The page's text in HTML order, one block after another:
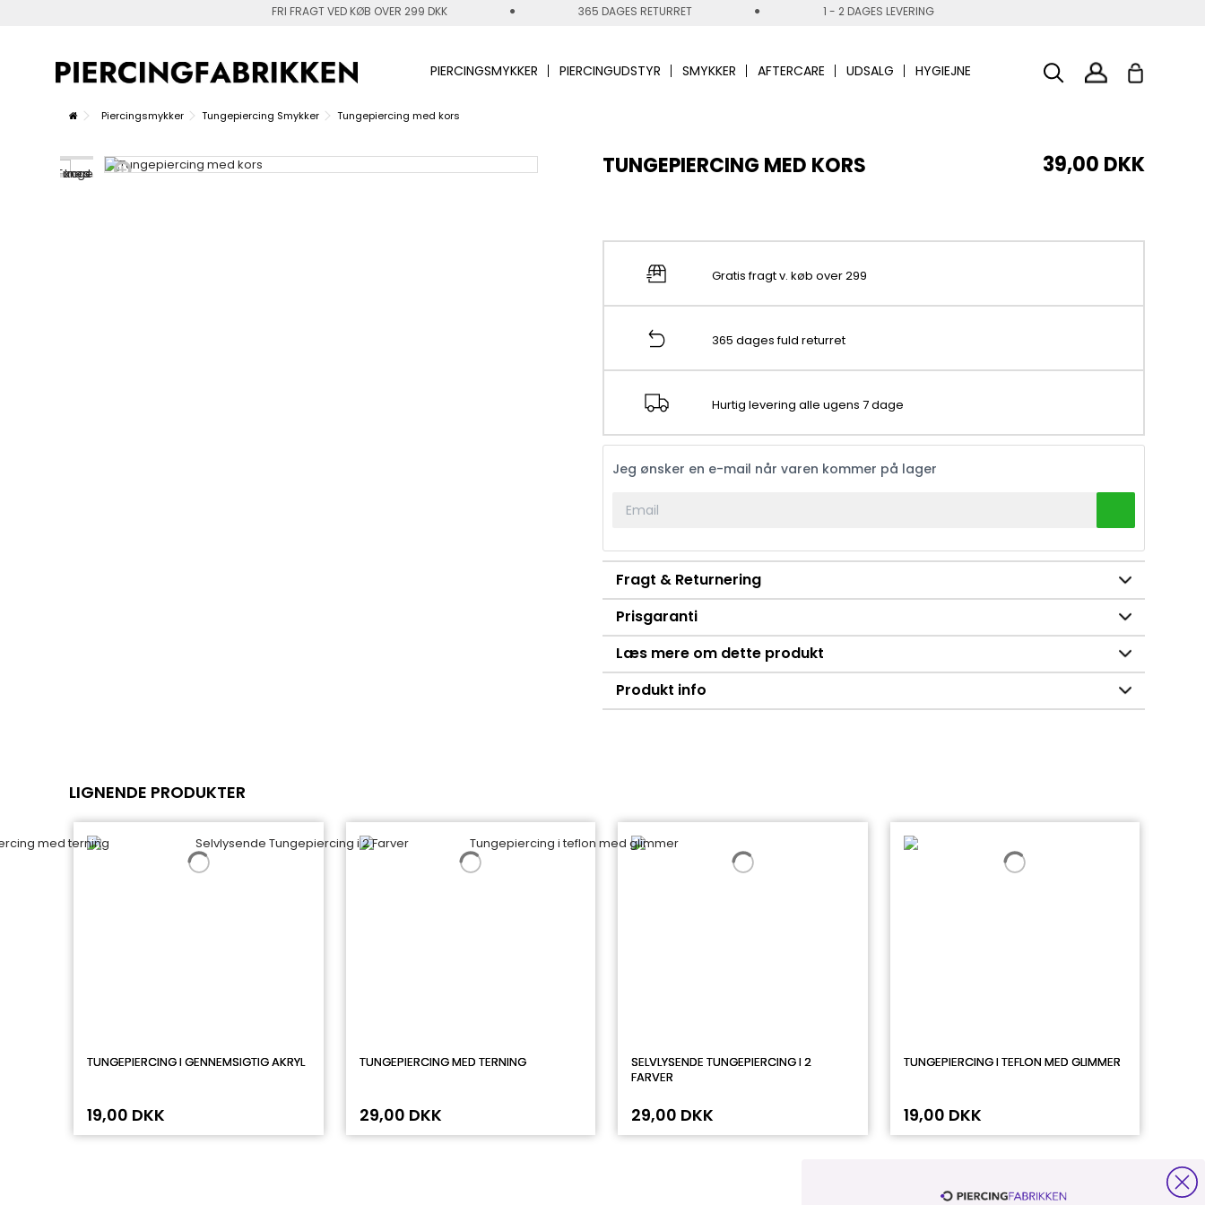
FRI FRAGT VED KØB OVER 299 DKK 365 DAGES RETURRET 1 - 2 DAGES LEVERING
PIERCINGSMYKKER PIERCINGUDSTYR SMYKKER AFTERCARE UDSALG HYGIEJNE
Piercingsmykker Tungepiercing Smykker Tungepiercing med kors
TUNGEPIERCING MED KORS 39,00 DKK
Gratis fragt v. køb over 299
365 dages fuld returret
Hurtig levering alle ugens 7 dage
Jeg ønsker en e-mail når varen kommer på lager
Fragt & Returnering
Prisgaranti
Læs mere om dette produkt
Produkt info
LIGNENDE PRODUKTER
TUNGEPIERCING I GENNEMSIGTIG AKRYL
19,00 DKK
TUNGEPIERCING MED TERNING
29,00 DKK
SELVLYSENDE TUNGEPIERCING I 2
FARVER
29,00 DKK
TUNGEPIERCING I TEFLON MED GLIMMER
19,00 DKK